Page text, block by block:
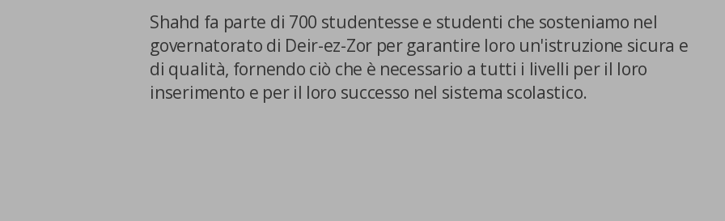
Shahd fa parte di 700 studentesse e studenti che sosteniamo nel
governatorato di Deir-ez-Zor per garantire loro un'istruzione sicura e
di qualità, fornendo ciò che è necessario a tutti i livelli per il loro
inserimento e per il loro successo nel sistema scolastico.